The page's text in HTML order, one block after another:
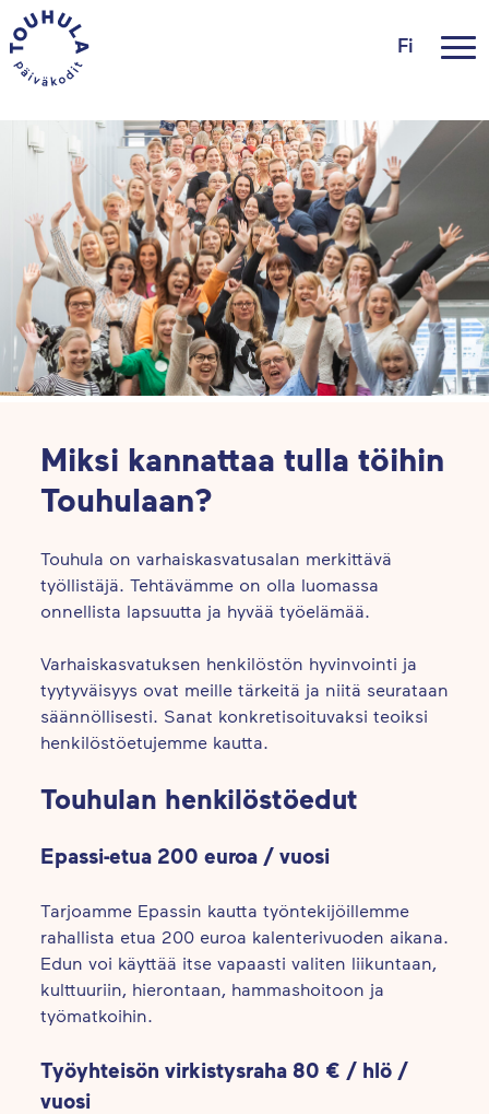
Fi
Miksi kannattaa tulla töihin
Touhulaan?
Touhula on varhaiskasvatusalan merkittävä
työllistäjä. Tehtävämme on olla luomassa
onnellista lapsuutta ja hyvää työelämää.
Varhaiskasvatuksen henkilöstön hyvinvointi ja
tyytyväisyys ovat meille tärkeitä ja niitä seurataan
säännöllisesti. Sanat konkretisoituvaksi teoiksi
henkilöstöetujemme kautta.
Touhulan henkilöstöedut
Epassi-etua 200 euroa / vuosi
Tarjoamme Epassin kautta työntekijöillemme
rahallista etua 200 euroa kalenterivuoden aikana.
Edun voi käyttää itse vapaasti valiten liikuntaan,
kulttuuriin, hierontaan, hammashoitoon ja
työmatkoihin.
Työyhteisön virkistysraha 80 € / hlö /
vuosi